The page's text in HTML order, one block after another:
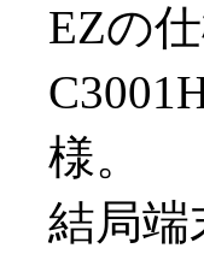
EZの
様。
結局端